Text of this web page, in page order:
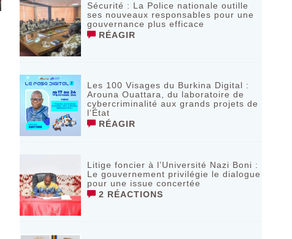
Sécurité : La Police nationale outille
ses nouveaux responsables pour une
gouvernance plus efficace
RÉAGIR
Les 100 Visages du Burkina Digital :
Arouna Ouattara, du laboratoire de
cybercriminalité aux grands projets de
l’État
RÉAGIR
Litige foncier à l’Université Nazi Boni :
Le gouvernement privilégie le dialogue
pour une issue concertée
2 RÉACTIONS